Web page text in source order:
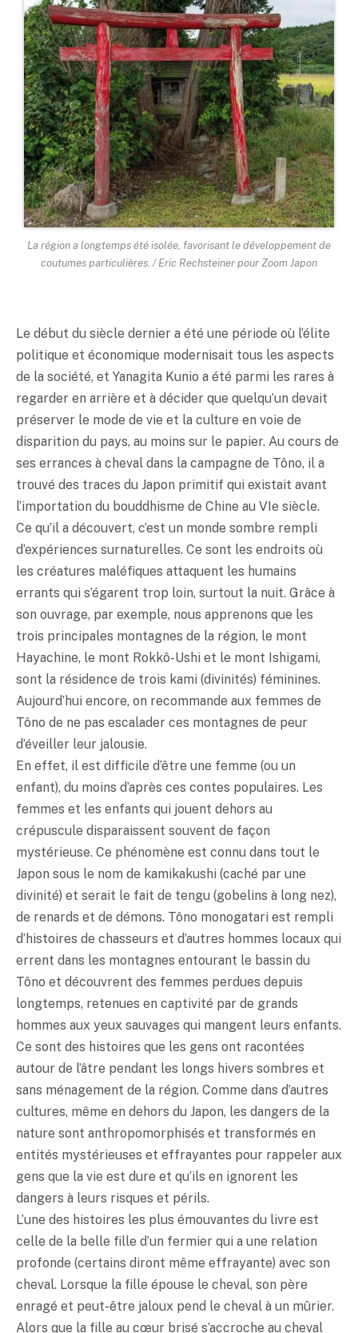
La région a longtemps été isolée, favorisant le développement de
coutumes particulières. / Eric Rechsteiner pour Zoom Japon
Le début du siècle dernier a été une période où l’élite
politique et économique modernisait tous les aspects
de la société, et Yanagita Kunio a été parmi les rares à
regarder en arrière et à décider que quelqu’un devait
préserver le mode de vie et la culture en voie de
disparition du pays, au moins sur le papier. Au cours de
ses errances à cheval dans la campagne de Tôno, il a
trouvé des traces du Japon primitif qui existait avant
l’importation du bouddhisme de Chine au VIe siècle.
Ce qu’il a découvert, c’est un monde sombre rempli
d’expériences surnaturelles. Ce sont les endroits où
les créatures maléfiques attaquent les humains
errants qui s’égarent trop loin, surtout la nuit. Grâce à
son ouvrage, par exemple, nous apprenons que les
trois principales montagnes de la région, le mont
Hayachine, le mont Rokkô-Ushi et le mont Ishigami,
sont la résidence de trois kami (divinités) féminines.
Aujourd’hui encore, on recommande aux femmes de
Tôno de ne pas escalader ces montagnes de peur
d’éveiller leur jalousie.
En effet, il est difficile d’être une femme (ou un
enfant), du moins d’après ces contes populaires. Les
femmes et les enfants qui jouent dehors au
crépuscule disparaissent souvent de façon
mystérieuse. Ce phénomène est connu dans tout le
Japon sous le nom de kamikakushi (caché par une
divinité) et serait le fait de tengu (gobelins à long nez),
de renards et de démons. Tôno monogatari est rempli
d’histoires de chasseurs et d’autres hommes locaux qui
errent dans les montagnes entourant le bassin du
Tôno et découvrent des femmes perdues depuis
longtemps, retenues en captivité par de grands
hommes aux yeux sauvages qui mangent leurs enfants.
Ce sont des histoires que les gens ont racontées
autour de l’âtre pendant les longs hivers sombres et
sans ménagement de la région. Comme dans d’autres
cultures, même en dehors du Japon, les dangers de la
nature sont anthropomorphisés et transformés en
entités mystérieuses et effrayantes pour rappeler aux
gens que la vie est dure et qu’ils en ignorent les
dangers à leurs risques et périls.
L’une des histoires les plus émouvantes du livre est
celle de la belle fille d’un fermier qui a une relation
profonde (certains diront même effrayante) avec son
cheval. Lorsque la fille épouse le cheval, son père
enragé et peut-être jaloux pend le cheval à un mûrier.
Alors que la fille au cœur brisé s’accroche au cheval